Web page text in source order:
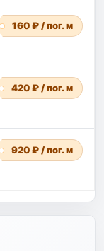
160 ₽ / пог. м
420 ₽ / пог. м
920 ₽ / пог. м